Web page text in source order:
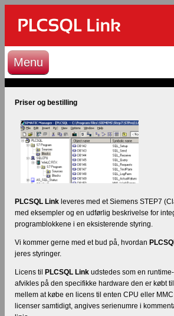
Menu
Priser og bestilling
PLCSQL Link leveres med et Siemens STEP7
med eksempler og en udførlig beskrivelse for
programblokkene i en eksisterende styring.
Vi kommer gerne med et bud på, hvordan
jeres styringer.
Licens til PLCSQL Link udstedes som en
afvikles på den specifikke hardware den er købt
mellem at købe en licens til enten CPU eller
licenser samtidigt, angives serienumre i